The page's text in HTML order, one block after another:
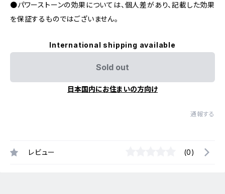
●パワーストーンの効果については、個人差があり、記載した効果
を保証するものではございません。
International shipping available
Sold out
日本国内にお住まいの方向け
通報する
レビュー (0)